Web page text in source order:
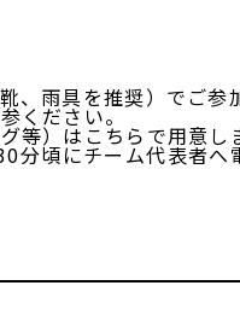
、雨具を推奨）でご参
ください。
等）はこちらで用意し
分頃にチーム代表者へ